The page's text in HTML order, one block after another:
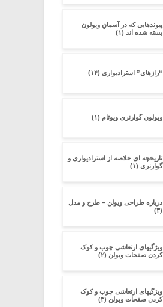
پیوندهایی که در آسمانِ ویولون
بسته شده اند (۱)
“رازهای” استرادیواری (۱۴)
ویولون گوارنری ویوتام (۱)
تاریخچه ای خلاصه از استرادیواری و
گوارنری (۱)
درباره طراحی ویولن – طرح و مدل
(۳)
ویژگیهای ارتعاشی چوب و کوک
کردن صفحات ویولن (۲)
ویژگیهای ارتعاشی چوب و کوک
کردن صفحات ویولن (۳)